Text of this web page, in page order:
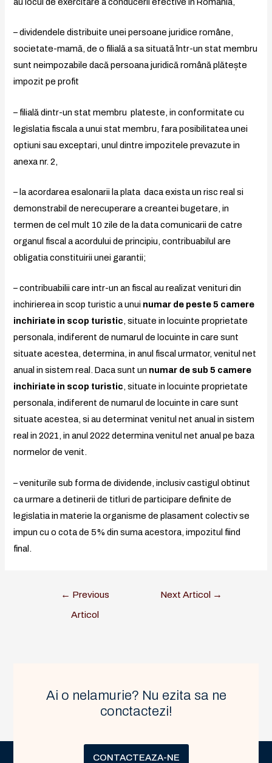
– dividendele distribuite unei persoane juridice române,
societate-mamă, de o filială a sa situată într-un stat membru
sunt neimpozabile dacă persoana juridică română plătește
impozit pe profit
– filială dintr-un stat membru plateste, in conformitate cu
legislatia fiscala a unui stat membru, fara posibilitatea unei
optiuni sau exceptari, unul dintre impozitele prevazute in
anexa nr. 2,
– la acordarea esalonarii la plata daca exista un risc real si
demonstrabil de nerecuperare a creantei bugetare, in
termen de cel mult 10 zile de la data comunicarii de catre
organul fiscal a acordului de principiu, contribuabilul are
obligatia constituirii unei garantii;
– contribuabilii care intr-un an fiscal au realizat venituri din
inchirierea in scop turistic a unui numar de peste 5 camere
inchiriate in scop turistic, situate in locuinte proprietate
personala, indiferent de numarul de locuinte in care sunt
situate acestea, determina, in anul fiscal urmator, venitul net
anual in sistem real. Daca sunt un numar de sub 5 camere
inchiriate in scop turistic, situate in locuinte proprietate
personala, indiferent de numarul de locuinte in care sunt
situate acestea, si au determinat venitul net anual in sistem
real in 2021, in anul 2022 determina venitul net anual pe baza
normelor de venit.
– veniturile sub forma de dividende, inclusiv castigul obtinut
ca urmare a detinerii de titluri de participare definite de
legislatia in materie la organisme de plasament colectiv se
impun cu o cota de 5% din suma acestora, impozitul fiind
final.
← Previous
Articol
Next Articol →
Ai o nelamurie? Nu ezita sa ne
conctactezi!
CONTACTEAZA-NE